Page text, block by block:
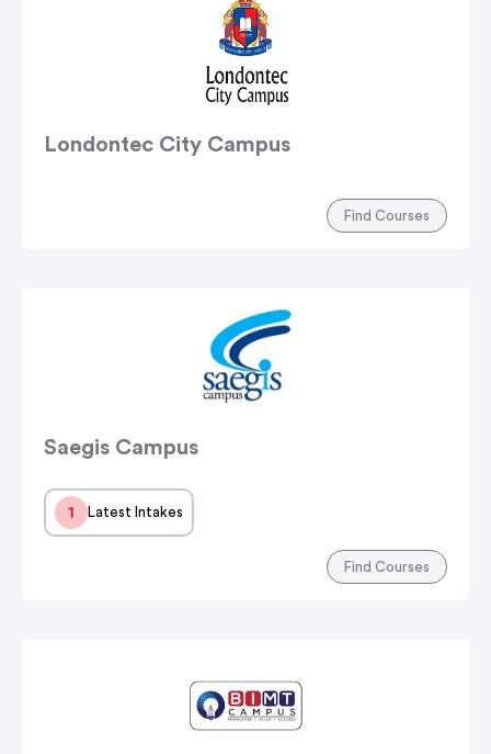
Londontec City Campus
Find Courses
Saegis Campus
1 Latest Intakes
Find Courses